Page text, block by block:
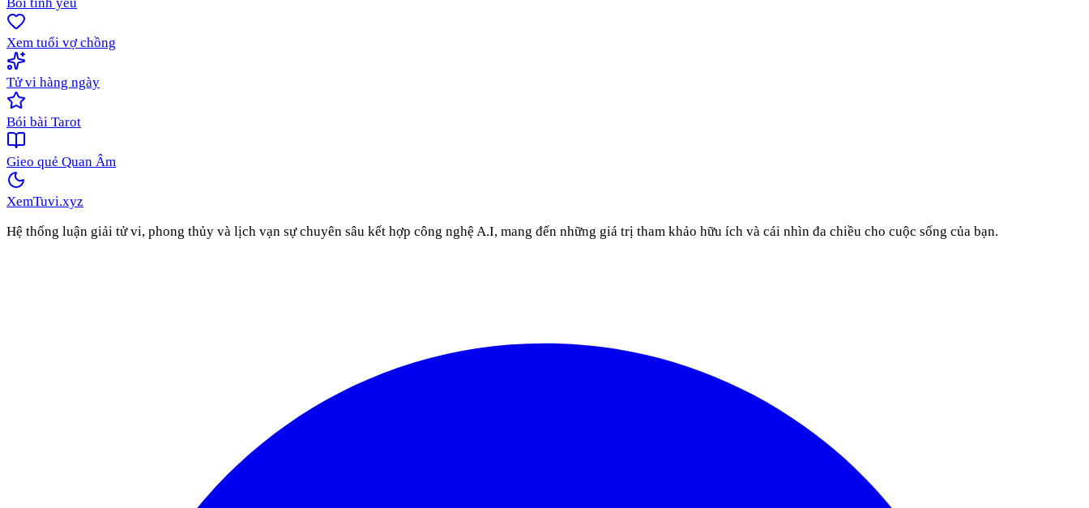
Xem tuổi vợ chồng
Tử vi hàng ngày
Bói bài Tarot
Gieo quẻ Quan Âm
XemTuvi.xyz
Hệ thống luận giải tử vi, phong thủy và lịch vạn sự chuyên sâu kết hợp công nghệ A.I, mang đến những giá trị tham khảo hữu ích và cái nhìn đa chiều cho cuộc sống của bạn.